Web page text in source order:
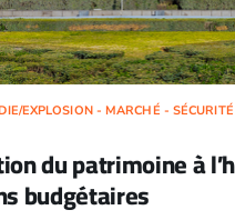
EXPLOSION - MARCHÉ -
du patrimoine à
budgétaires